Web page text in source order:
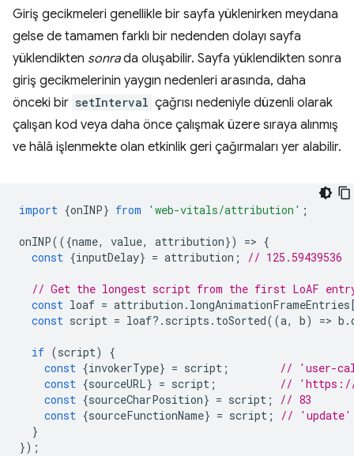
Giriş gecikmeleri genellikle bir sayfa yüklenirken meydana
gelse de tamamen farklı bir nedenden dolayı sayfa
yüklendikten sonrada oluşabilir. Sayfa yüklendikten sonra
giriş gecikmelerinin yaygın nedenleri arasında, daha
önceki bir setInterval çağrısı nedeniyle düzenli olarak
çalışan kod veya daha önce çalışmak üzere sıraya alınmış
ve hâlâ işlenmekte olan etkinlik geri çağırmaları yer alabilir.
import {onINP} from 'web-vitals/attribution' ;
onINP(({name, value, attribution}) => {
const {inputDelay} = attribution ; // 125.59439536
// Get the longest script from the first LoAF
const loaf = attribution . longAnimationFrameEntries
const script = loaf? . scripts . toSorted((a, b) => b .
if (script)
{
const {invokerType} = script ;
// 'user-
const {sourceURL} = script ;
// 'https://
const {sourceCharPosition} = script ;
// 83
const {sourceFunctionName} = script ;
// 'update'
}
});